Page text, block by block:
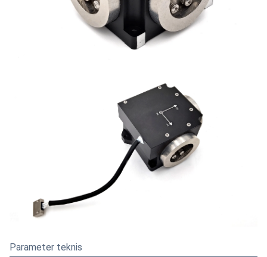
Parameter teknis